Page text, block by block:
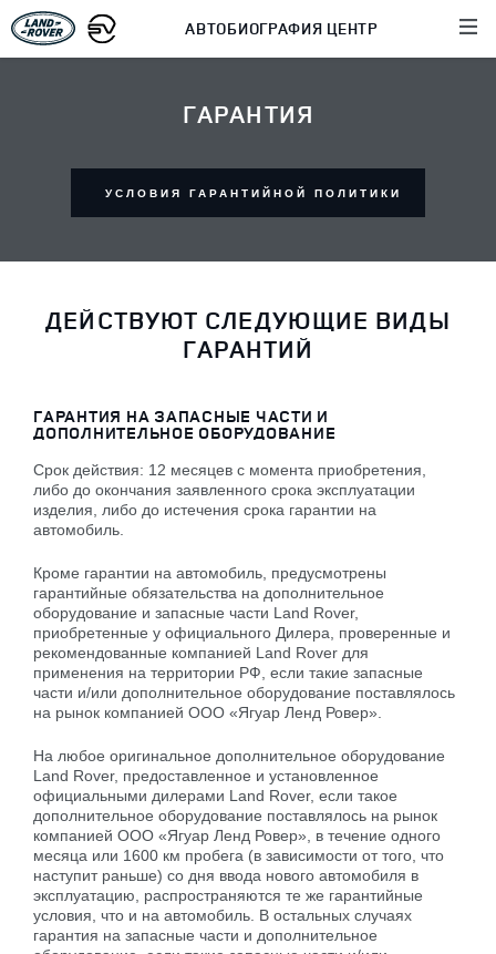
АВТОБИОГРАФИЯ ЦЕНТР
ГАРАНТИЯ
УСЛОВИЯ ГАРАНТИЙНОЙ ПОЛИТИКИ
ДЕЙСТВУЮТ СЛЕДУЮЩИЕ ВИДЫ
ГАРАНТИЙ
ГАРАНТИЯ НА ЗАПАСНЫЕ ЧАСТИ И
ДОПОЛНИТЕЛЬНОЕ ОБОРУДОВАНИЕ
Срок действия: 12 месяцев с момента приобретения,
либо до окончания заявленного срока эксплуатации
изделия, либо до истечения срока гарантии на
автомобиль.
Кроме гарантии на автомобиль, предусмотрены
гарантийные обязательства на дополнительное
оборудование и запасные части Land Rover,
приобретенные у официального Дилера, проверенные и
рекомендованные компанией Land Rover для
применения на территории РФ, если такие запасные
части и/или дополнительное оборудование поставлялось
на рынок компанией ООО «Ягуар Ленд Ровер».
На любое оригинальное дополнительное оборудование
Land Rover, предоставленное и установленное
официальными дилерами Land Rover, если такое
дополнительное оборудование поставлялось на рынок
компанией ООО «Ягуар Ленд Ровер», в течение одного
месяца или 1600 км пробега (в зависимости от того, что
наступит раньше) со дня ввода нового автомобиля в
эксплуатацию, распространяются те же гарантийные
условия, что и на автомобиль. В остальных случаях
гарантия на запасные части и дополнительное